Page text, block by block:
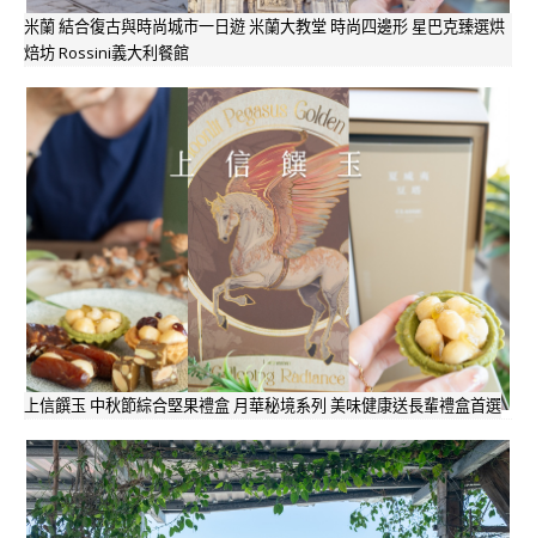
米蘭 結合復古與時尚城市一日遊 米蘭大教堂 時尚四邊形 星巴克臻選烘
焙坊 Rossini義大利餐館
上信饌玉 中秋節綜合堅果禮盒 月華秘境系列 美味健康送長輩禮盒首選